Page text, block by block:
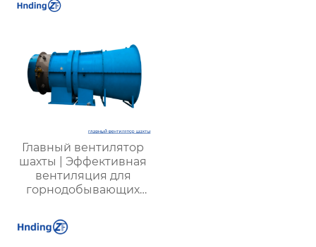
Главный вентилятор
шахты | Эффективная
вентиляция для
горнодобывающих
Надежные системы
безопасности